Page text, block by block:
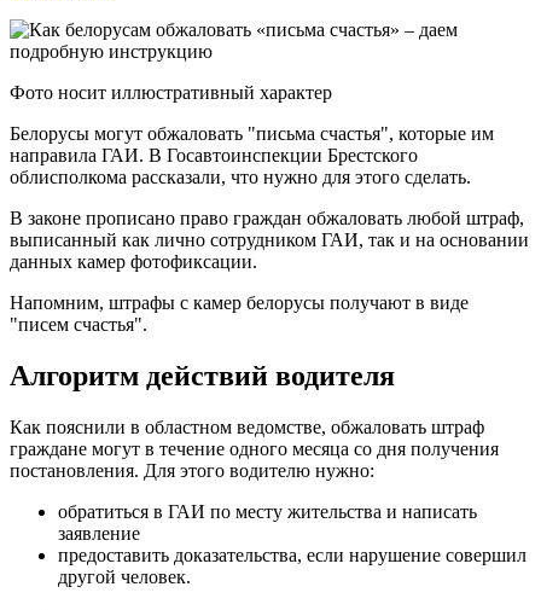
Фото носит иллюстративный характер
Белорусы могут обжаловать "письма счастья", которые им
направила ГАИ. В Госавтоинспекции Брестского
облисполкома рассказали, что нужно для этого сделать.
В законе прописано право граждан обжаловать любой штраф,
выписанный как лично сотрудником ГАИ, так и на основании
данных камер фотофиксации.
Напомним, штрафы с камер белорусы получают в виде
"писем счастья".
Алгоритм действий водителя
Как пояснили в областном ведомстве, обжаловать штраф
граждане могут в течение одного месяца со дня получения
постановления. Для этого водителю нужно:
обратиться в ГАИ по месту жительства и написать
заявление
предоставить доказательства, если нарушение совершил
другой человек.